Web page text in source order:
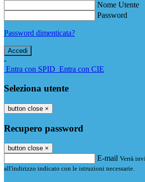
Nome Utente
Password
Password dimenticata?
-
Entra con SPID Entra con CIE
Seleziona utente
button close ×
Recupero password
button close ×
E-mail Verrà
all'indirizzo indicato con le istruzioni necessarie.